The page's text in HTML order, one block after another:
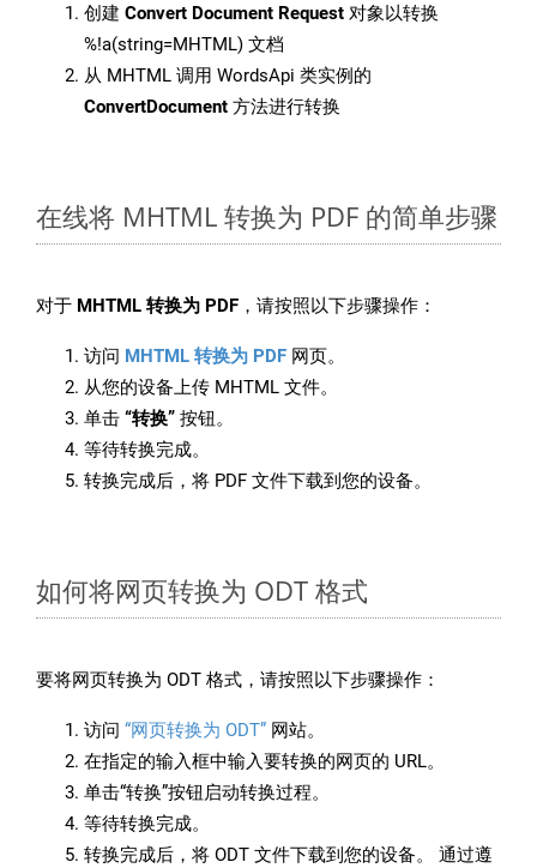
创建 Convert Document Request 对象以转换
%!a(string=MHTML) 文档
从 MHTML 调用 WordsApi 类实例的
ConvertDocument 方法进行转换
在线将 MHTML 转换为 PDF 的简单步骤
对于 MHTML 转换为 PDF ，请按照以下步骤操作：
访问 MHTML 转换为 PDF 网页。
从您的设备上传 MHTML 文件。
单击 “转换” 按钮。
等待转换完成。
转换完成后，将 PDF 文件下载到您的设备。
如何将网页转换为 ODT 格式
要将网页转换为 ODT 格式，请按照以下步骤操作：
访问 “网页转换为 ODT” 网站。
在指定的输入框中输入要转换的网页的 URL。
单击“转换”按钮启动转换过程。
等待转换完成。
转换完成后，将 ODT 文件下载到您的设备。 通过遵